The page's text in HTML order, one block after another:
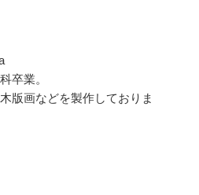
卒業。
版画などを製作しておりま